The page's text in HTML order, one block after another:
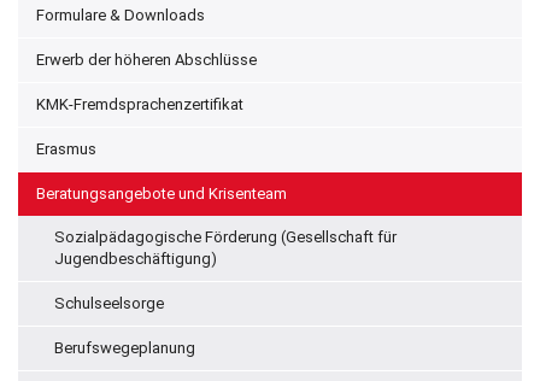
Formulare & Downloads
Erwerb der höheren Abschlüsse
KMK-Fremdsprachenzertifikat
Erasmus
Beratungsangebote und Krisenteam
Sozialpädagogische Förderung (Gesellschaft für
Jugendbeschäftigung)
Schulseelsorge
Berufswegeplanung